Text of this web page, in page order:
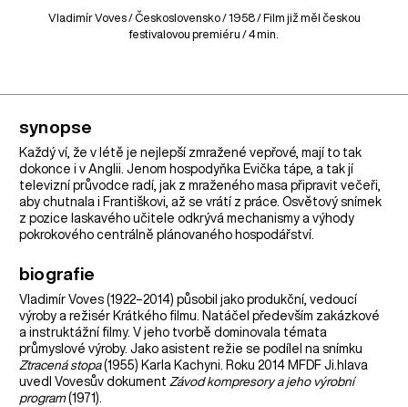
Vladimír Voves /Československo/ 1958 / Film již měl českou
festivalovou premiéru / 4 min.
synopse
Každý ví, že v létě je nejlepší zmražené vepřové, mají to tak
dokonce i v Anglii. Jenom hospodyňka Evička tápe, a tak jí
televizní průvodce radí, jak z mraženého masa připravit večeři,
aby chutnala i Františkovi, až se vrátí z práce. Osvětový snímek
z pozice laskavého učitele odkrývá mechanismy a výhody
pokrokového centrálně plánovaného hospodářství.
biografie
Vladimír Voves (1922–2014) působil jako produkční, vedoucí
výroby a režisér Krátkého filmu. Natáčel především zakázkové
a instruktážní filmy. V jeho tvorbě dominovala témata
průmyslové výroby. Jako asistent režie se podílel na snímku
Ztracená stopa(1955) Karla Kachyni. Roku 2014 MFDF Ji.hlava
uvedl Vovesův dokument Závod kompresory a jeho výrobní
program(1971).